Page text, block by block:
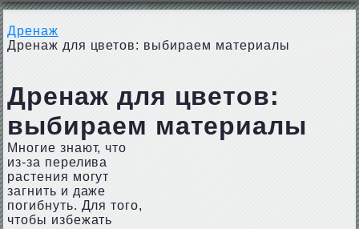
Дренаж
Дренаж для цветов: выбираем материалы
Дренаж для цветов:
выбираем материалы
Многие знают, что
из-за перелива
растения могут
загнить и даже
погибнуть. Для того,
чтобы избежать